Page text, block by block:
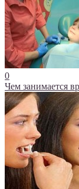
0
Чем занимается